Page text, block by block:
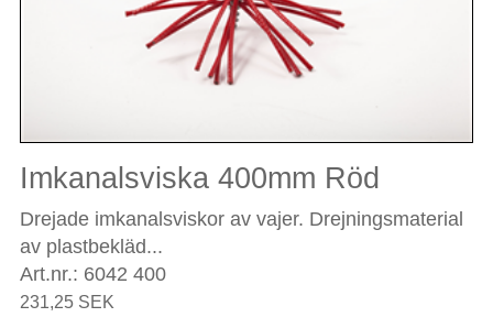
Imkanalsviska 400mm Röd
Drejade imkanalsviskor av vajer. Drejningsmaterial
av plastbekläd...
Art.nr.: 6042 400
231,25 SEK